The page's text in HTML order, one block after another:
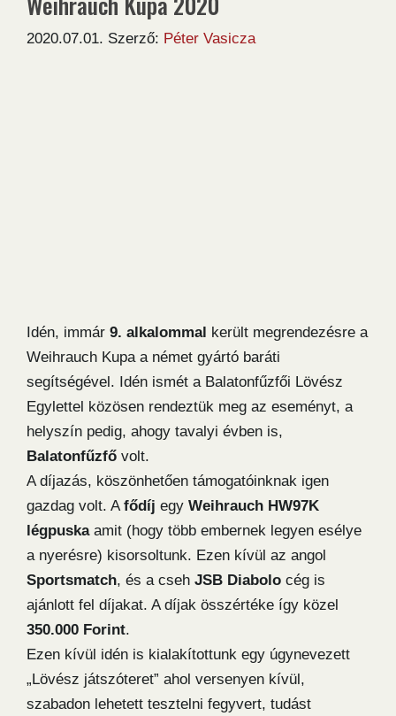
2020.07.01. Szerző: Péter Vasicza
Idén, immár 9. alkalommal került megrendezésre a
Weihrauch Kupa a német gyártó baráti
segítségével. Idén ismét a Balatonfűzfői Lövész
Egylettel közösen rendeztük meg az eseményt, a
helyszín pedig, ahogy tavalyi évben is,
Balatonfűzfő volt.
A díjazás, köszönhetően támogatóinknak igen
gazdag volt. Afődíj egy Weihrauch HW97K
légpuskaamit (hogy több embernek legyen esélye
a nyerésre) kisorsoltunk. Ezen kívül az angol
Sportsmatch, és a cseh JSB Diabolo cég is
ajánlott fel díjakat. A díjak összértéke így közel
350.000 Forint.
Ezen kívül idén is kialakítottunk egy úgynevezett
„Lövész játszóteret” ahol versenyen kívül,
szabadon lehetett tesztelni fegyvert, tudást